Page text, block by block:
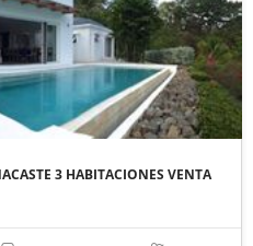
3 HABITACIONES VENTA